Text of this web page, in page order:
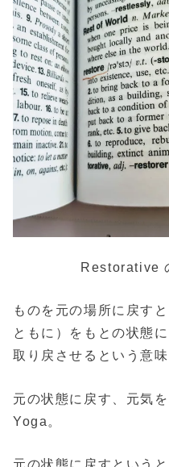
Restorative
ものを元の場所に戻す
ともに）をもとの状態
取り戻させるという意
元の状態に戻す、元気
Yoga。